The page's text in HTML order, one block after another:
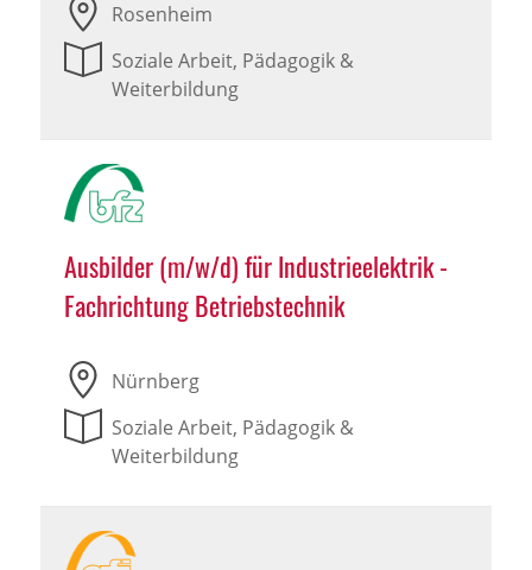
Rosenheim
Soziale Arbeit, Pädagogik &
Weiterbildung
Ausbilder (m/w/d) für Industrieelektrik -
Fachrichtung Betriebstechnik
Nürnberg
Soziale Arbeit, Pädagogik &
Weiterbildung